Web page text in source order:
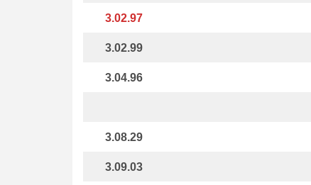
3.02.97
3.02.99
3.04.96
3.08.29
3.09.03